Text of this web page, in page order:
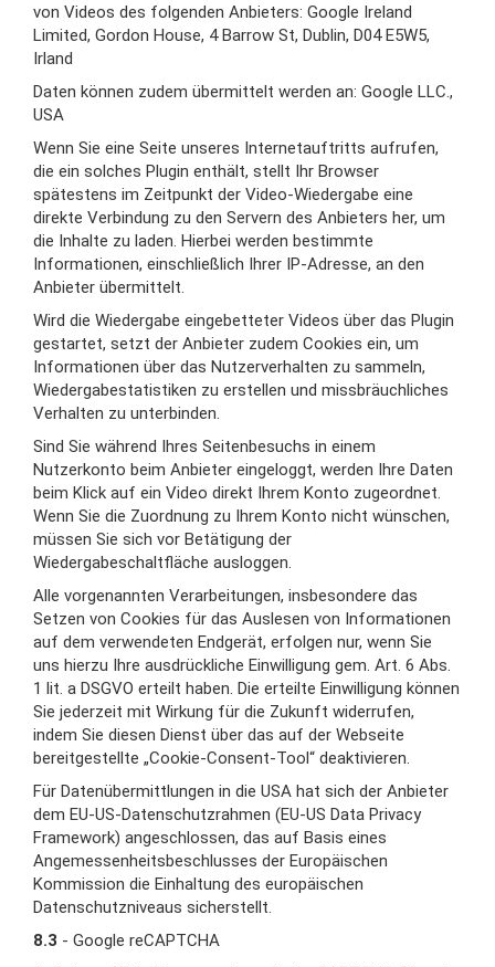
von Videos des folgenden Anbieters: Google Ireland
Limited, Gordon House, 4 Barrow St, Dublin, D04 E5W5,
Irland
Daten können zudem übermittelt werden an: Google LLC.,
USA
Wenn Sie eine Seite unseres Internetauftritts aufrufen,
die ein solches Plugin enthält, stellt Ihr Browser
spätestens im Zeitpunkt der Video-Wiedergabe eine
direkte Verbindung zu den Servern des Anbieters her, um
die Inhalte zu laden. Hierbei werden bestimmte
Informationen, einschließlich Ihrer IP-Adresse, an den
Anbieter übermittelt.
Wird die Wiedergabe eingebetteter Videos über das Plugin
gestartet, setzt der Anbieter zudem Cookies ein, um
Informationen über das Nutzerverhalten zu sammeln,
Wiedergabestatistiken zu erstellen und missbräuchliches
Verhalten zu unterbinden.
Sind Sie während Ihres Seitenbesuchs in einem
Nutzerkonto beim Anbieter eingeloggt, werden Ihre Daten
beim Klick auf ein Video direkt Ihrem Konto zugeordnet.
Wenn Sie die Zuordnung zu Ihrem Konto nicht wünschen,
müssen Sie sich vor Betätigung der
Wiedergabeschaltfläche ausloggen.
Alle vorgenannten Verarbeitungen, insbesondere das
Setzen von Cookies für das Auslesen von Informationen
auf dem verwendeten Endgerät, erfolgen nur, wenn Sie
uns hierzu Ihre ausdrückliche Einwilligung gem. Art. 6 Abs.
1 lit. a DSGVO erteilt haben. Die erteilte Einwilligung können
Sie jederzeit mit Wirkung für die Zukunft widerrufen,
indem Sie diesen Dienst über das auf der Webseite
bereitgestellte „Cookie-Consent-Tool“ deaktivieren.
Für Datenübermittlungen in die USA hat sich der Anbieter
dem EU-US-Datenschutzrahmen (EU-US Data Privacy
Framework) angeschlossen, das auf Basis eines
Angemessenheitsbeschlusses der Europäischen
Kommission die Einhaltung des europäischen
Datenschutzniveaus sicherstellt.
8.3 - Google reCAPTCHA